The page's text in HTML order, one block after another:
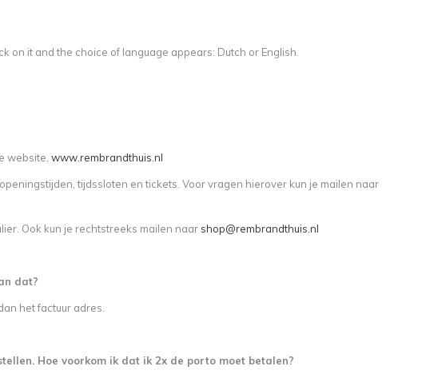
on it and the choice of language appears: Dutch or English.
website, www.rembrandthuis.nl
tijdssloten en tickets. Voor vragen hierover kun je mailen naar
Ook kun je rechtstreeks mailen naar shop@rembrandthuis.nl
dat?
het factuur adres.
Hoe voorkom ik dat ik 2x de porto moet betalen?